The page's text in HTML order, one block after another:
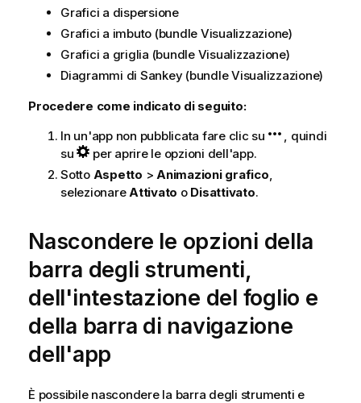
Grafici a dispersione
Grafici a imbuto (bundle Visualizzazione)
Grafici a griglia (bundle Visualizzazione)
Diagrammi di Sankey (bundle Visualizzazione)
Procedere come indicato di seguito:
In un'app non pubblicata fare clic su
, quindi
su
per aprire le opzioni dell'app.
Sotto Aspetto > Animazioni grafico
selezionare Attivato o Disattivato.
Nascondere le opzioni della
barra degli strumenti,
dell'intestazione del foglio e
della barra di navigazione
dell'app
È possibile nascondere la barra degli strumenti e